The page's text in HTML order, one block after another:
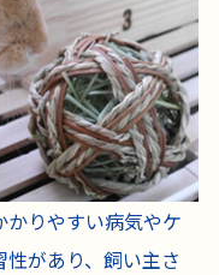
かりやすい病気やケ
があり、飼い主さ